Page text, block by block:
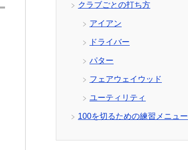
クラブごとの打ち方
アイアン
ドライバー
パター
フェアウェイウッド
ユーティリティ
100を切るための練習メニュー